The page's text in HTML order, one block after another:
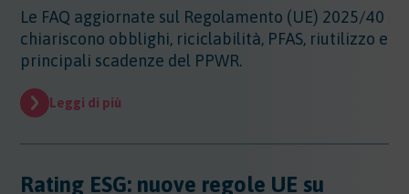
Altri Settori - Beni culturali
Altri Settori - Formazione
Altri Settori - Giurisprudenza
Altri Settori - Territorio
Altri Settori - Salute
Ambiente
Ambiente - Acque
Ambiente - Suolo
Ambiente - Rifiuti/SISTRI/RAEE
Approfondimenti
Certificazioni
Certificazioni - Ecolabel/LCA
Contributi
Le FAQ aggiornate sul Regolamento (UE) 2025/40
chiariscono obblighi, riciclabilità, PFAS, riutilizzo e
principali scadenze del PPWR.
Leggi di più
Rating ESG: nuove regole UE su